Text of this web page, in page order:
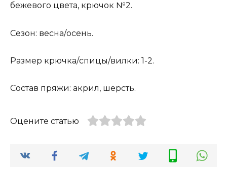
бежевого цвета, крючок №2.
Сезон: весна/осень.
Размер крючка/спицы/вилки: 1-2.
Состав пряжи: акрил, шерсть.
Оцените статью